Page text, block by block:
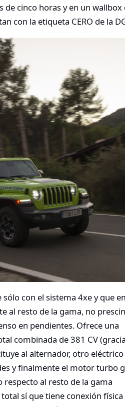
cinco horas y en un wallbox
con la etiqueta CERO de la
con el sistema 4xe y que
al resto de la gama, no
en pendientes. Ofrece una
combinada de 381 CV
al alternador, otro
y finalmente el motor turbo
respecto al resto de la gama
sí que tiene conexión